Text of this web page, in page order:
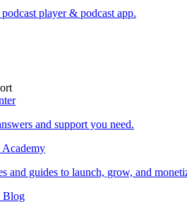
player & podcast app.
and support you need.
Academy
and guides to launch, grow, and
Blog